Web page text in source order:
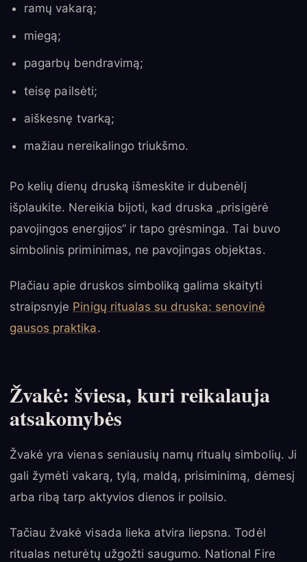
ramų vakarą;
miegą;
pagarbų bendravimą;
teisę pailsėti;
aiškesnę tvarką;
mažiau nereikalingo triukšmo.
Po kelių dienų druską išmeskite ir dubenėlį
išplaukite. Nereikia bijoti, kad druska „prisigėrė
pavojingos energijos“ ir tapo grėsminga. Tai buvo
simbolinis priminimas, ne pavojingas objektas.
Plačiau apie druskos simboliką galima skaityti
straipsnyje Pinigų ritualas su druska: senovinė
gausos praktika.
Žvakė: šviesa, kuri reikalauja
atsakomybės
Žvakė yra vienas seniausių namų ritualų simbolių. Ji
gali žymėti vakarą, tylą, maldą, prisiminimą, dėmesį
arba ribą tarp aktyvios dienos ir poilsio.
Tačiau žvakė visada lieka atvira liepsna. Todėl
ritualas neturėtų užgožti saugumo. National Fire